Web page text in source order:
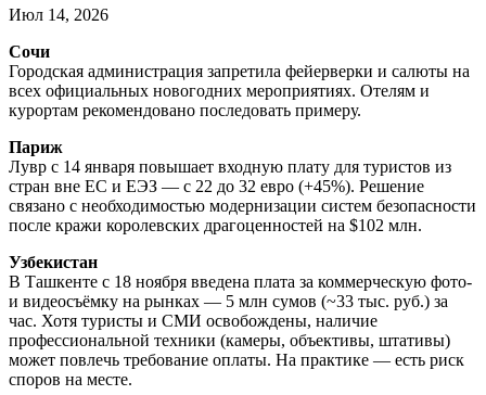
Июл 14, 2026
Сочи
Городская администрация запретила фейерверки и салюты на
всех официальных новогодних мероприятиях. Отелям и
курортам рекомендовано последовать примеру.
Париж
Лувр с 14 января повышает входную плату для туристов из
стран вне ЕС и ЕЭЗ — с 22 до 32 евро (+45%). Решение
связано с необходимостью модернизации систем безопасности
после кражи королевских драгоценностей на $102 млн.
Узбекистан
В Ташкенте с 18 ноября введена плата за коммерческую фото-
и видеосъёмку на рынках — 5 млн сумов (~33 тыс. руб.) за
час. Хотя туристы и СМИ освобождены, наличие
профессиональной техники (камеры, объективы, штативы)
может повлечь требование оплаты. На практике — есть риск
споров на месте.